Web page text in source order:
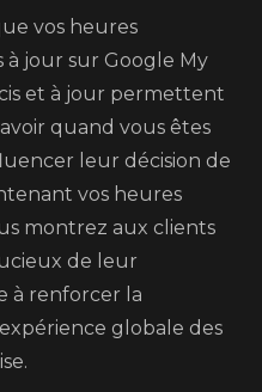
vos heures
jour sur Google My
et à jour permettent
quand vous êtes
leur décision de
vos heures
montrez aux clients
de leur
à renforcer la
globale des